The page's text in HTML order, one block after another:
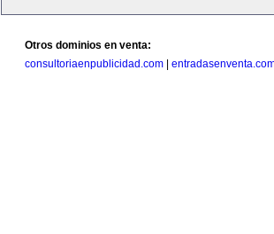
Otros dominios en venta:
consultoriaenpublicidad.com